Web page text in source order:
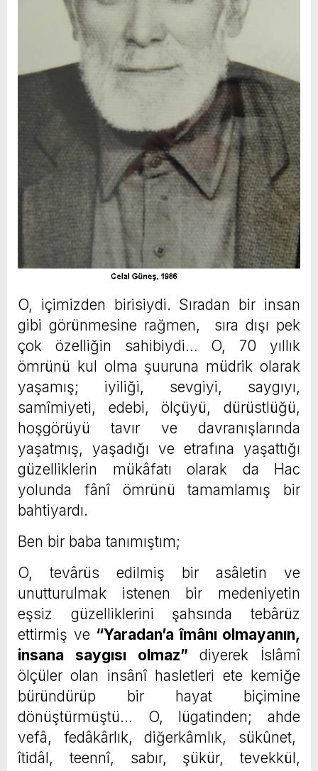
O, içimizden birisiydi. Sıradan bir insan
gibi görünmesine rağmen, sıra dışı pek
çok özelliğin sahibiydi… O, 70 yıllık
ömrünü kul olma şuuruna müdrik olarak
yaşamış; iyiliği, sevgiyi, saygıyı,
samîmiyeti, edebi, ölçüyü, dürüstlüğü,
hoşgörüyü tavır ve davranışlarında
yaşatmış, yaşadığı ve etrafına yaşattığı
güzelliklerin mükâfatı olarak da Hac
yolunda fânî ömrünü tamamlamış bir
bahtiyardı.
Ben bir baba tanımıştım;
O, tevârüs edilmiş bir asâletin ve
unutturulmak istenen bir medeniyetin
eşsiz güzelliklerini şahsında tebârüz
ettirmiş ve “Yaradan’a îmânı olmayanın,
insana saygısı olmaz” diyerek İslâmî
ölçüler olan insânî hasletleri ete kemiğe
büründürüp bir hayat biçimine
dönüştürmüştü… O, lügatinden; ahde
vefâ, fedâkârlık, diğerkâmlık, sükûnet,
îtidâl, teennî, sabır, şükür, tevekkül,